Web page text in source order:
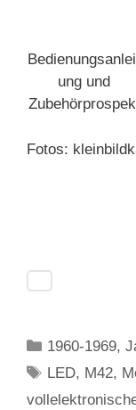
ung und
Fotos:
Kategorien
1960-1969,
Schlagwörter
LED, M42,